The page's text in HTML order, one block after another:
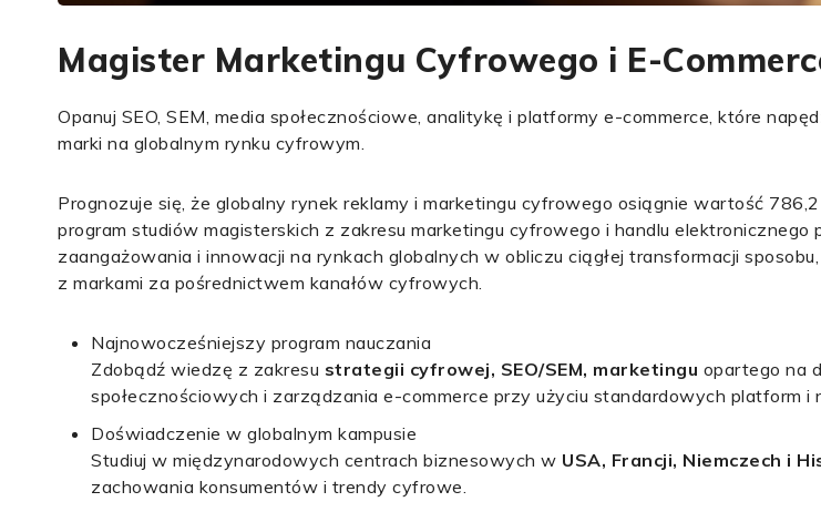
Magister Marketingu Cyfrowego i E-
Opanuj SEO, SEM, media społecznościowe, analitykę i platformy e-commerce, które
marki na globalnym rynku cyfrowym.
Prognozuje się, że globalny rynek reklamy i marketingu cyfrowego osiągnie wartość
program studiów magisterskich z zakresu marketingu cyfrowego i handlu
zaangażowania i innowacji na rynkach globalnych w obliczu ciągłej transformacji
z markami za pośrednictwem kanałów cyfrowych.
Najnowocześniejszy program nauczania
Zdobądź wiedzę z zakresu strategii cyfrowej, SEO/SEM, marketingu opartego na
społecznościowych i zarządzania e-commerce przy użyciu standardowych platform i
Doświadczenie w globalnym kampusie
Studiuj w międzynarodowych centrach biznesowych w USA, Francji, Niemczech i
zachowania konsumentów i trendy cyfrowe.